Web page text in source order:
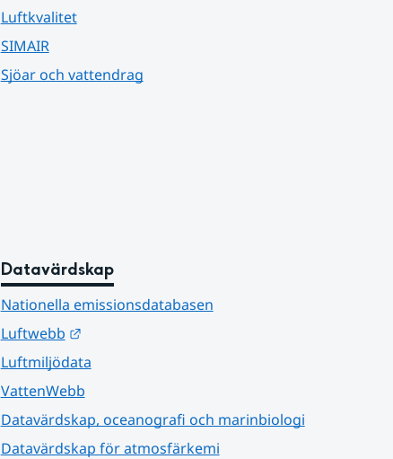
Luftkvalitet
SIMAIR
Sjöar och vattendrag
Datavärdskap
Nationella emissionsdatabasen
Luftwebb
Länk till annan webbplats.
Luftmiljödata
VattenWebb
Datavärdskap, oceanografi och marinbiologi
Datavärdskap för atmosfärkemi